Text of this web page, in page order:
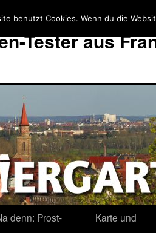
Tester aus
denn: Prost-
Karte und
benutzt Cookies. Wenn du die